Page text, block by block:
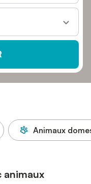
Animaux
animaux